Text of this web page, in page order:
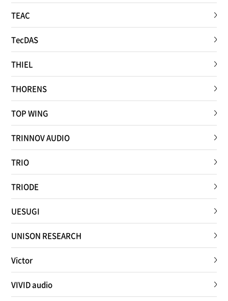
TEAC
TecDAS
THIEL
THORENS
TOP WING
TRINNOV AUDIO
TRIO
TRIODE
UESUGI
UNISON RESEARCH
Victor
VIVID audio